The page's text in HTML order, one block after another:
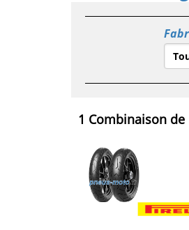
1 Combinaison